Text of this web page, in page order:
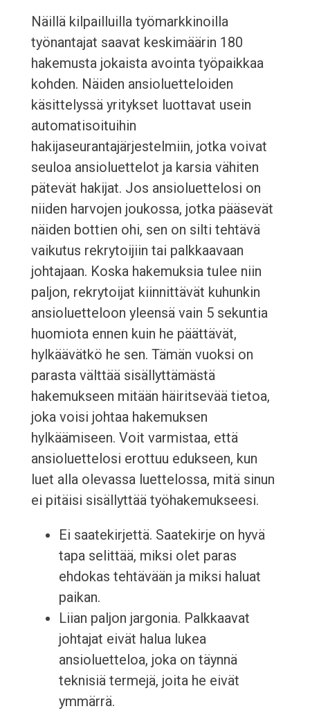
Näillä kilpailluilla työmarkkinoilla
työnantajat saavat keskimäärin 180
hakemusta jokaista avointa työpaikkaa
kohden. Näiden ansioluetteloiden
käsittelyssä yritykset luottavat usein
automatisoituihin
hakijaseurantajärjestelmiin, jotka voivat
seuloa ansioluettelot ja karsia vähiten
pätevät hakijat. Jos ansioluettelosi on
niiden harvojen joukossa, jotka pääsevät
näiden bottien ohi, sen on silti tehtävä
vaikutus rekrytoijiin tai palkkaavaan
johtajaan. Koska hakemuksia tulee niin
paljon, rekrytoijat kiinnittävät kuhunkin
ansioluetteloon yleensä vain 5 sekuntia
huomiota ennen kuin he päättävät,
hylkäävätkö he sen. Tämän vuoksi on
parasta välttää sisällyttämästä
hakemukseen mitään häiritsevää tietoa,
joka voisi johtaa hakemuksen
hylkäämiseen. Voit varmistaa, että
ansioluettelosi erottuu edukseen, kun
luet alla olevassa luettelossa, mitä sinun
ei pitäisi sisällyttää työhakemukseesi.
Ei saatekirjettä. Saatekirje on hyvä
tapa selittää, miksi olet paras
ehdokas tehtävään ja miksi haluat
paikan.
Liian paljon jargonia. Palkkaavat
johtajat eivät halua lukea
ansioluetteloa, joka on täynnä
teknisiä termejä, joita he eivät
ymmärrä.